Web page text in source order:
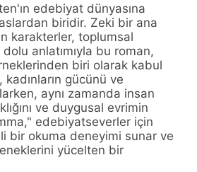
edebiyat dünyasına
biridir. Zeki bir ana
karakterler, toplumsal
anlatımıyla bu roman,
biri olarak kabul
gücünü ve
aynı zamanda insan
ve duygusal evrimin
edebiyatseverler için
bir okuma deneyimi sunar ve
yücelten bir